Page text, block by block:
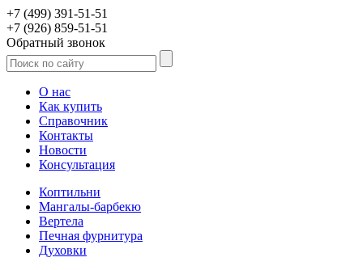
+7 (499) 391-51-51
+7 (926) 859-51-51
Обратный звонок
О нас
Как купить
Справочник
Контакты
Новости
Консультация
Коптильни
Мангалы-барбекю
Вертела
Печная фурнитура
Духовки